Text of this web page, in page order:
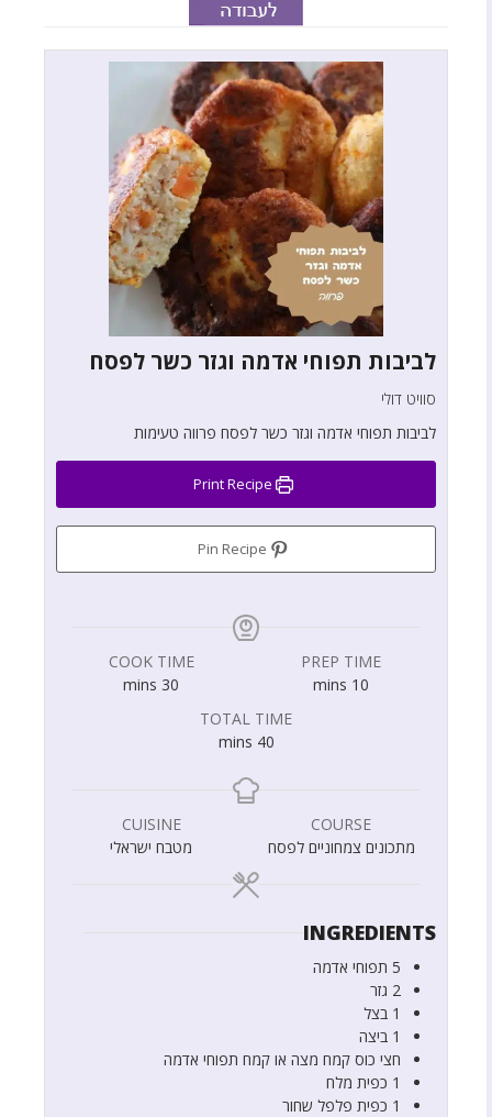
לביבות תפוחי אדמה וגזר כשר לפסח
סוויט דולי
לביבות תפוחי אדמה וגזר כשר לפסח פרווה טעימות
PREP TIME
10
mins
COOK TIME
30
mins
TOTAL TIME
40
mins
COURSE
מתכונים צמחוניים לפסח
CUISINE
מטבח ישראלי
INGREDIENTS
5 תפוחי אדמה
2 גזר
1 בצל
1 ביצה
חצי כוס קמח מצה או קמח תפוחי אדמה
1 כפית מלח
1 כפית פלפל שחור